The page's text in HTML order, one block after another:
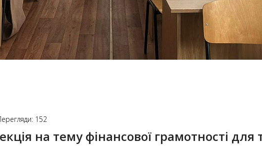
152
на тему фінансової грамотності для